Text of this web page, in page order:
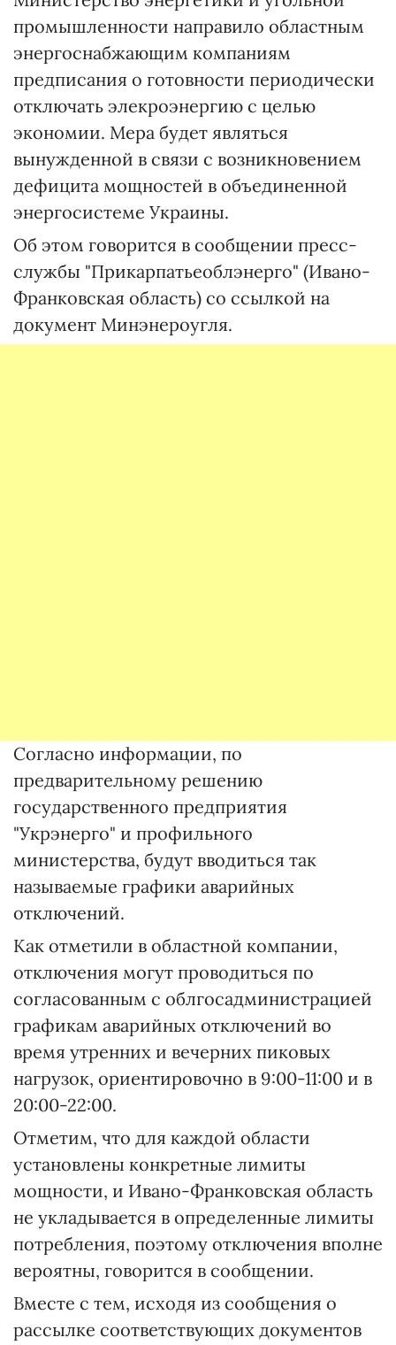
промышленности направило областным
энергоснабжающим компаниям
предписания о готовности периодически
отключать элекроэнергию с целью
экономии. Мера будет являться
вынужденной в связи с возникновением
дефицита мощностей в объединенной
энергосистеме Украины.
Об этом говорится в сообщении пресс-
службы "Прикарпатьеоблэнерго" (Ивано-
Франковская область) со ссылкой на
документ Минэнероугля.
Согласно информации, по
предварительному решению
государственного предприятия
"Укрэнерго" и профильного
министерства, будут вводиться так
называемые графики аварийных
отключений.
Как отметили в областной компании,
отключения могут проводиться по
согласованным с облгосадминистрацией
графикам аварийных отключений во
время утренних и вечерних пиковых
нагрузок, ориентировочно в 9:00-11:00 и в
20:00-22:00.
Отметим, что для каждой области
установлены конкретные лимиты
мощности, и Ивано-Франковская область
не укладывается в определенные лимиты
потребления, поэтому отключения вполне
вероятны, говорится в сообщении.
Вместе с тем, исходя из сообщения о
рассылке соответствующих документов